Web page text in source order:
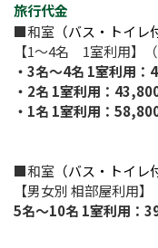
旅行代金
■和室 （バス・トイレ
【1～4名 1室利用】
・3名～4名 1室利用：
・2名 1室利用：
・1名 1室利用：
■和室 （バス・トイレ
【男女別 相部屋利用
5名～10名 1室利用：